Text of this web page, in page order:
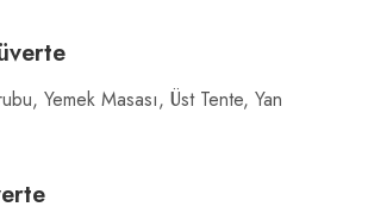
Yemek Masası, Üst Tente, Yan